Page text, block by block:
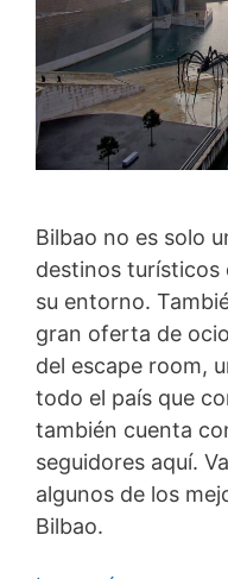
Bilbao no es solo
destinos turísticos
su entorno.
gran oferta de
del escape room,
todo el país que
también cuenta
seguidores aquí.
algunos de los
Bilbao.